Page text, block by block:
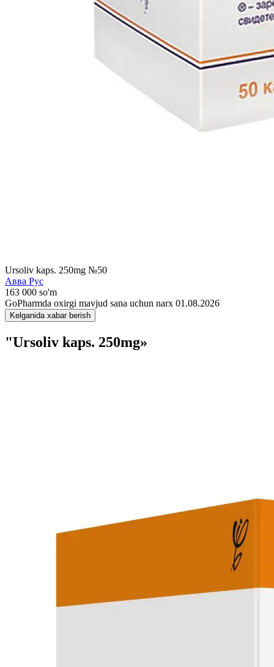
Ursoliv kaps. 250mg №50
Авва Рус
163 000 so'm
GoPharmda oxirgi mavjud sana uchun narx 01.08.2026
Kelganida xabar berish
"Ursoliv kaps. 250mg»